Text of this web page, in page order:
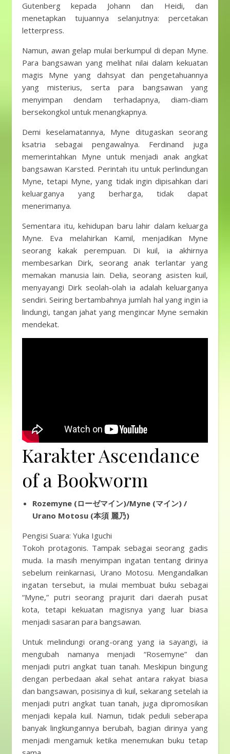
Gutenberg kepada Johann dan Heidi, dan
menetapkan tujuannya selanjutnya: percetakan
letterpress.
Namun, awan gelap mulai berkumpul di depan Myne.
Para bangsawan yang melihat nilai dalam kekuatan
magis Myne yang dahsyat dan pengetahuannya
yang misterius, serta para bangsawan yang
menyimpan dendam terhadapnya, diam-diam
bersekongkol untuk menangkapnya.
Demi keselamatannya, Myne ditugaskan seorang
ksatria sebagai pengawalnya. Ferdinand juga
memerintahkan Myne untuk menjadi anak angkat
bangsawan Karsted. Perintah itu untuk perlindungan
Myne, tetapi Myne, yang tidak ingin dipisahkan dari
keluarganya yang berharga, tidak dapat
menerimanya.
Sementara itu, kehidupan baru lahir dalam keluarga
Myne. Eva melahirkan Kamil, menjadikan Myne
seorang kakak perempuan. Di kuil, ia akhirnya
membesarkan Dirk, seorang anak terlantar yang
memakan manusia lain. Delia, seorang asisten kuil,
menyayangi Dirk seolah-olah ia adalah keluarganya
sendiri. Seiring bertambahnya jumlah hal yang ingin ia
lindungi, tangan jahat yang mengincar Myne semakin
mendekat.
Karakter Ascendance
of a Bookworm
Rozemyne (ローゼマイン)/Myne (マイン) /
Urano Motosu (本須 麗乃)
Pengisi Suara: Yuka Iguchi
Tokoh protagonis. Tampak sebagai seorang gadis
muda. Ia masih menyimpan ingatan tentang dirinya
sebelum reinkarnasi, Urano Motosu. Mengandalkan
ingatan tersebut, ia mulai membuat buku sebagai
“Myne,” putri seorang prajurit dari daerah pusat
kota, tetapi kekuatan magisnya yang luar biasa
menjadi sasaran para bangsawan.
Untuk melindungi orang-orang yang ia sayangi, ia
mengubah namanya menjadi “Rosemyne” dan
menjadi putri angkat tuan tanah. Meskipun bingung
dengan perbedaan akal sehat antara rakyat biasa
dan bangsawan, posisinya di kuil, sekarang setelah ia
menjadi putri angkat tuan tanah, juga dipromosikan
menjadi kepala kuil. Namun, tidak peduli seberapa
banyak lingkungannya berubah, bagian dirinya yang
menjadi mengamuk ketika menemukan buku tetap